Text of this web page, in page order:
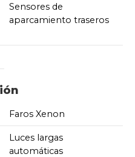
Sensores de
aparcamiento traseros
Faros Xenon
Luces largas
automáticas